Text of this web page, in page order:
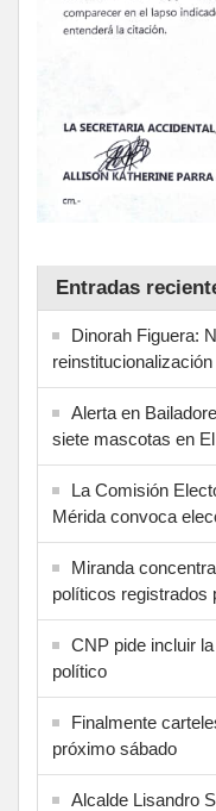
Entradas
Dinorah Figuera:
Alerta en
siete mascotas en
La Comisión
Mérida convoca
Miranda
políticos registrados
CNP pide incluir
político
Finalmente
próximo sábado
Alcalde Lisandro